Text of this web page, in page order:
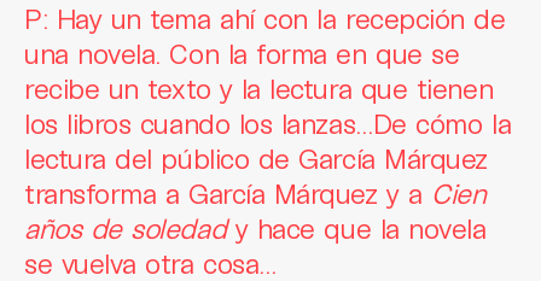
P: Hay un tema ahí con la recepción de
una novela. Con la forma en que se
recibe un texto y la lectura que tienen
los libros cuando los lanzas…De cómo la
lectura del público de García Márquez
transforma a García Márquez y a Cien
años de soledady hace que la novela
se vuelva otra cosa…